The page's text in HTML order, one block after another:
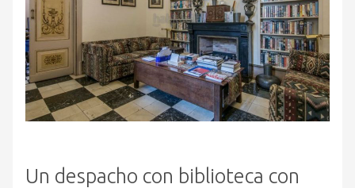
Un despacho con biblioteca con